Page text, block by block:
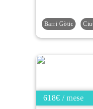
Barri Gòtic
618€ / mese